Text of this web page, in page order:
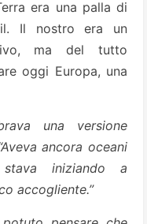
era una palla di
Il nostro era un
ma del tutto
oggi Europa, una
una versione
ancora oceani
stava iniziando a
accogliente.”